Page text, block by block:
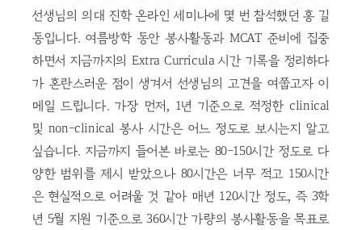
선생님의 의대 진학 온라인 세미나에 몇 번 참석했던 홍 길
동입니다. 여름방학 동안 봉사활동과 MCAT 준비에 집중
하면서 지금까지의 Extra Curricula 시간 기록을 정리하다
가 혼란스러운 점이 생겨서 선생님의 고견을 여쭙고자 이
메일 드립니다. 가장 먼저, 1년 기준으로 적정한 clinical
및 non-clinical 봉사 시간은 어느 정도로 보시는지 알고
싶습니다. 지금까지 들어본 바로는 80-150시간 정도로 다
양한 범위를 제시 받았으나 80시간은 너무 적고 150시간
은 현실적으로 어려울 것 같아 매년 120시간 정도, 즉 3학
년 5월 지원 기준으로 360시간 가량의 봉사활동을 목표로